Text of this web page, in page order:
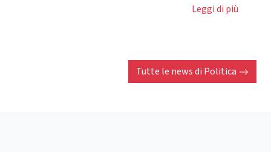
Leggi di più
Tutte le news di Politica